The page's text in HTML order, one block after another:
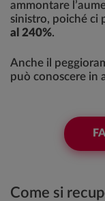
ammontare
sinistro, poiché ci
al 240%.
Anche il
può conoscere in
Come si